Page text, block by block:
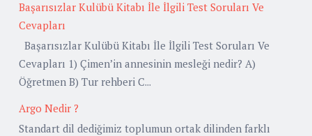
Başarısızlar Kulübü Kitabı İle İlgili Test Soruları Ve
Cevapları
Başarısızlar Kulübü Kitabı İle İlgili Test Soruları Ve
Cevapları 1) Çimen’in annesinin mesleği nedir? A)
Öğretmen B) Tur rehberi C...
Argo Nedir ?
Standart dil dediğimiz toplumun ortak dilinden farklı